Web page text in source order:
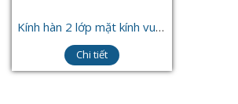
Kính hàn 2 lớp mặt kính vuông
Chi tiết